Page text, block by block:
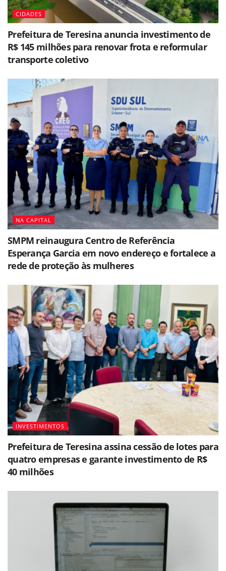
CIDADES
Prefeitura de Teresina anuncia investimento de
R$ 145 milhões para renovar frota e reformular
transporte coletivo
NA CAPITAL
SMPM reinaugura Centro de Referência
Esperança Garcia em novo endereço e fortalece a
rede de proteção às mulheres
INVESTIMENTOS
Prefeitura de Teresina assina cessão de lotes para
quatro empresas e garante investimento de R$
40 milhões